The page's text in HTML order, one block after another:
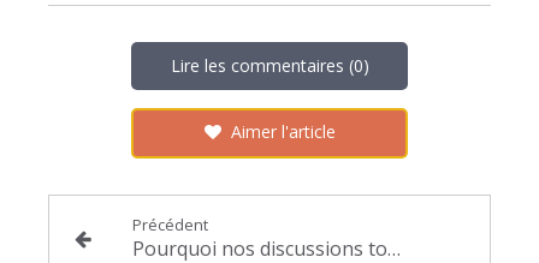
Lire les commentaires (0)
Aimer l'article
Précédent
Pourquoi nos discussions tournent - elle à la dispute ? Comprendre l'analyse transactionnelle